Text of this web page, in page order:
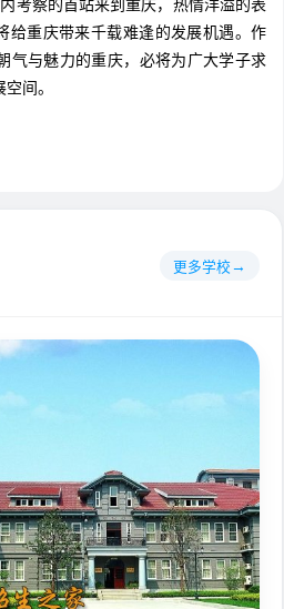
考察的首站来到重庆，热情洋溢的表
给重庆带来千载难逢的发展机遇。作
气与魅力的重庆，必将为广大学子求
间。
更多学校